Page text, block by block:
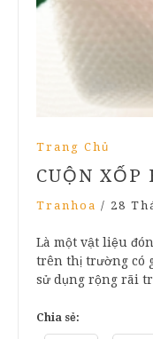
Trang Chủ
CUỘN XỐP
Tranhoa / 28
Là một vật liệu
trên thị trường có
sử dụng rộng rãi
Chia sẻ: